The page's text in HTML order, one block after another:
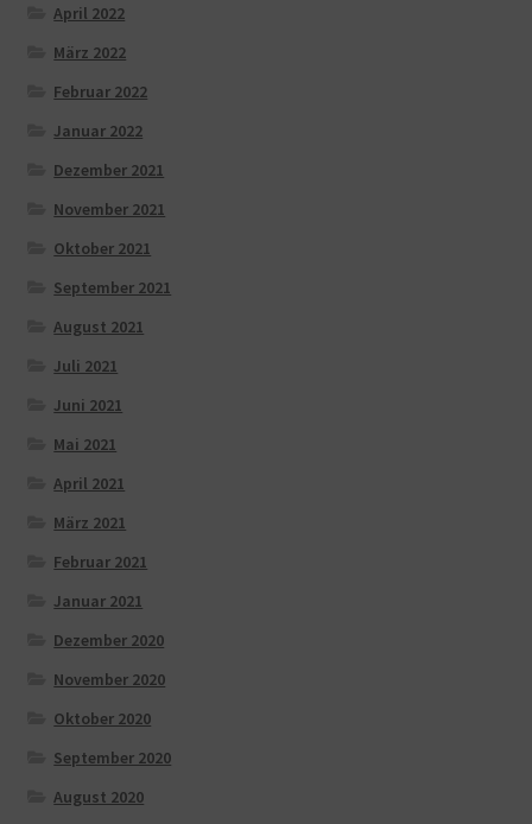
April 2022
März 2022
Februar 2022
Januar 2022
Dezember 2021
November 2021
Oktober 2021
September 2021
August 2021
Juli 2021
Juni 2021
Mai 2021
April 2021
März 2021
Februar 2021
Januar 2021
Dezember 2020
November 2020
Oktober 2020
September 2020
August 2020